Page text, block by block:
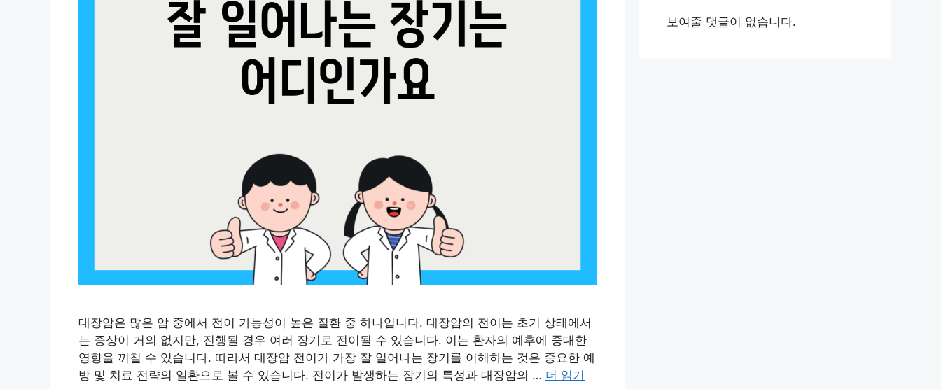
대장암은 많은 암 중에서 전이 가능성이 높은 질환 중 하나입니다. 대장암의 전이는 초기 상태에서
는 증상이 거의 없지만, 진행될 경우 여러 장기로 전이될 수 있습니다. 이는 환자의 예후에 중대한
영향을 끼칠 수 있습니다. 따라서 대장암 전이가 가장 잘 일어나는 장기를 이해하는 것은 중요한 예
방 및 치료 전략의 일환으로 볼 수 있습니다. 전이가 발생하는 장기의 특성과 대장암의 … 더 읽기
보여줄 댓글이 없습니다.